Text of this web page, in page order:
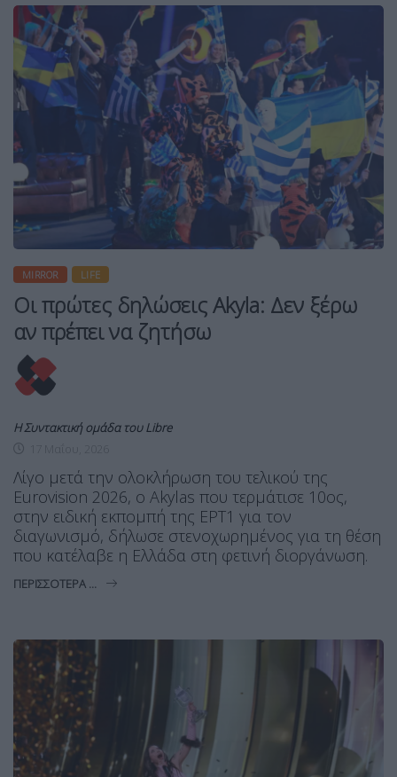
MIRROR LIFE
Οι πρώτες δηλώσεις Akyla: Δεν ξέρω
αν πρέπει να ζητήσω
Η Συντακτική ομάδα του Libre
Λίγο μετά την ολοκλήρωση του τελικού της
Eurovision 2026, ο Akylas που τερμάτισε 10ος,
στην ειδική εκπομπή της ΕΡΤ1 για τον
διαγωνισμό, δήλωσε στενοχωρημένος για τη θέση
που κατέλαβε η Ελλάδα στη φετινή διοργάνωση.
ΠΕΡΙΣΣΌΤΕΡΑ ...